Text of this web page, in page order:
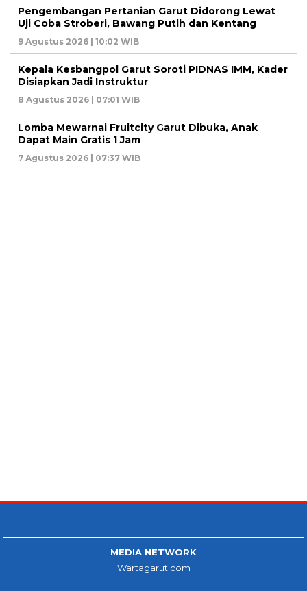
Pengembangan Pertanian Garut Didorong Lewat
Uji Coba Stroberi, Bawang Putih dan Kentang
9 Agustus 2026 | 10:02 WIB
Kepala Kesbangpol Garut Soroti PIDNAS IMM, Kader
Disiapkan Jadi Instruktur
8 Agustus 2026 | 07:01 WIB
Lomba Mewarnai Fruitcity Garut Dibuka, Anak
Dapat Main Gratis 1 Jam
7 Agustus 2026 | 07:37 WIB
MEDIA NETWORK
Wartagarut.com